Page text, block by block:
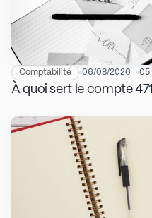
Comptabilité 06/08/2026 05
À quoi sert le compte